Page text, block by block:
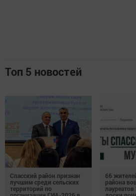
Топ 5 новостей
Спасский район признан
лучшим среди сельских
территорий по
66
района